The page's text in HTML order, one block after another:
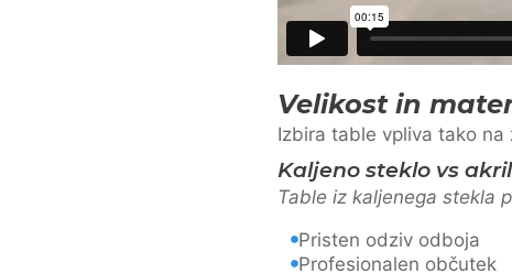
Velikost in
Izbira table vpliva tako
Kaljeno steklo vs akril
Table iz kaljenega stekla
Pristen odziv odboja
Profesionalen občutek